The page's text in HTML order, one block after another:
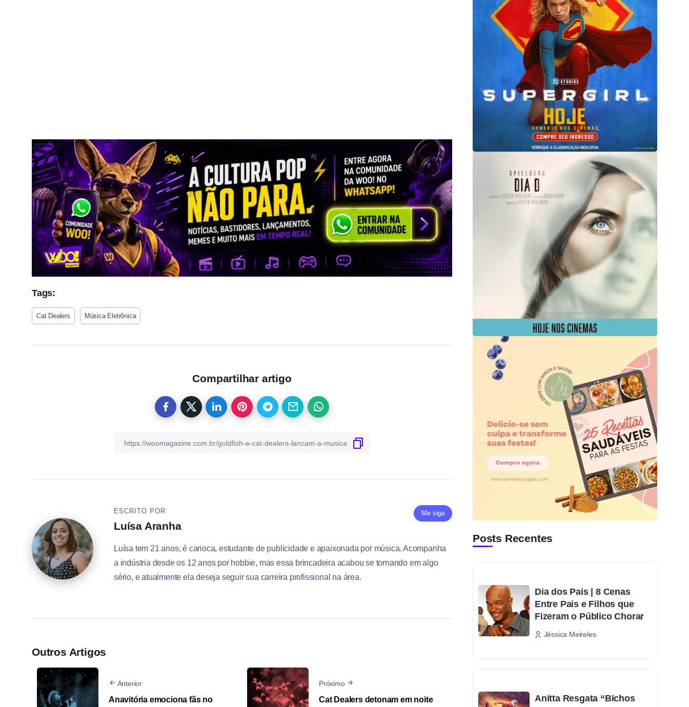
Tags:
Cat Dealers Música Eletrônica
Compartilhar artigo
Me siga
ESCRITO POR
Luísa Aranha
Luísa tem 21 anos, é carioca, estudante de publicidade e apaixonada por música. Acompanha
a indústria desde os 12 anos por hobbie, mas essa brincadeira acabou se tornando em algo
sério, e atualmente ela deseja seguir sua carreira profissional na área.
Outros Artigos
Anterior
Anavitória emociona fãs no
Próximo
Cat Dealers detonam em noite
Posts Recentes
Dia dos Pais | 8 Cenas
Entre Pais e Filhos que
Fizeram o Público Chorar
Jéssica Meireles
Anitta Resgata “Bichos